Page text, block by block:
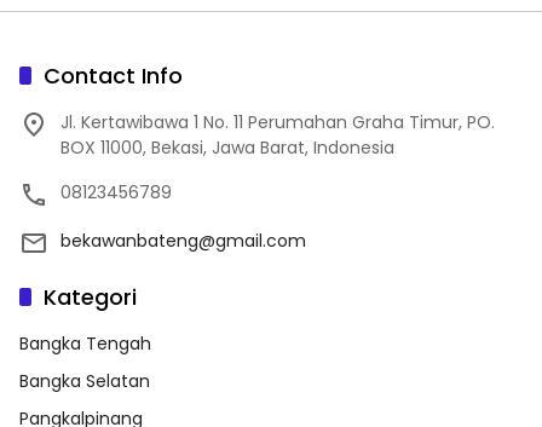
Contact Info
Jl. Kertawibawa 1 No. 11 Perumahan Graha Timur, PO.
BOX 11000, Bekasi, Jawa Barat, Indonesia
08123456789
bekawanbateng@gmail.com
Kategori
Bangka Tengah
Bangka Selatan
Pangkalpinang